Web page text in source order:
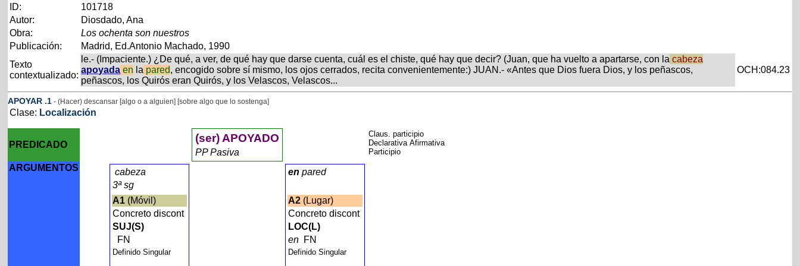
ID:
101718
Autor:
Diosdado, Ana
Obra:
Los ochenta son nuestros
Publicación:
Madrid, Ed.Antonio Machado, 1990
Texto
contextualizado:
le.- (Impaciente.) ¿De qué, a ver, de qué hay que darse cuenta, cuál es el chiste, qué hay que decir? (Juan, que ha vuelto a apartarse, con la cabeza
apoyada en la pared, encogido sobre sí mismo, los ojos cerrados, recita convenientemente:) JUAN.- «Antes que Dios fuera Dios, y los peñascos,
peñascos, los Quirós eran Quirós, y los Velascos, Velascos...
OCH:084.23
APOYAR .1 - (Hacer) descansar [algo o a alguien] [sobre algo que lo sostenga]
Clase: Localización
PREDICADO
(ser) APOYADO
PP Pasiva
Claus. participio
Declarativa Afirmativa
Participio
ARGUMENTOS
cabeza
3ª sg
A1 (Móvil)
Concreto discont
SUJ(S)
FN
Definido Singular
en pared
A2 (Lugar)
Concreto discont
LOC(L)
en FN
Definido Singular